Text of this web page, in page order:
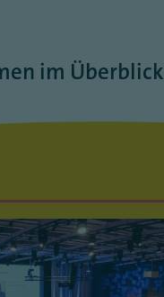
im Überblick